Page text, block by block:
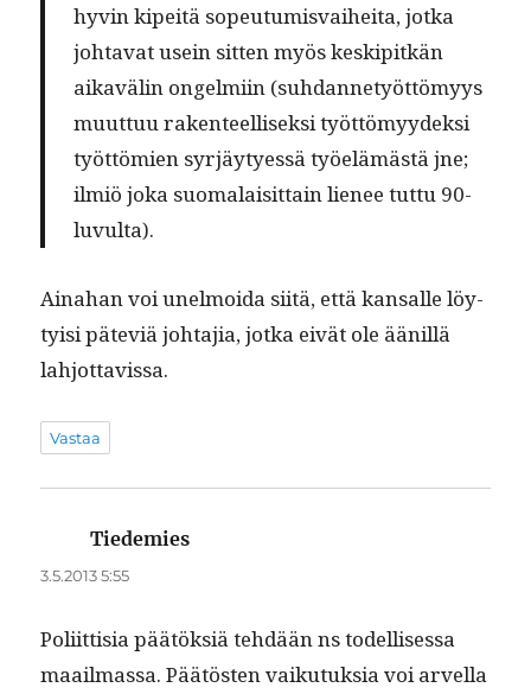
hyvin kipeitä sopeu­tu­mis­vai­hei­ta, jot­ka
johta­vat usein sit­ten myös keskip­itkän
aikavälin ongelmi­in (suh­dan­netyöt­tömyys
muut­tuu rak­en­teel­lisek­si työt­tömyy­dek­si
työt­tömien syr­jäy­tyessä työelämästä jne;
ilmiö joka suo­ma­laisit­tain lie­nee tut­tu 90-
luvulta).
Aina­han voi unel­moi­da siitä, että kansalle löy­
ty­isi päte­viä johta­jia, jot­ka eivät ole äänil­lä
lahjottavissa.
Vastaa
Tiedemies
3.5.2013 5:55
Poli­it­tisia päätök­siä tehdään ns todel­lises­sa
maail­mas­sa. Päätösten vaiku­tuk­sia voi arvel­la